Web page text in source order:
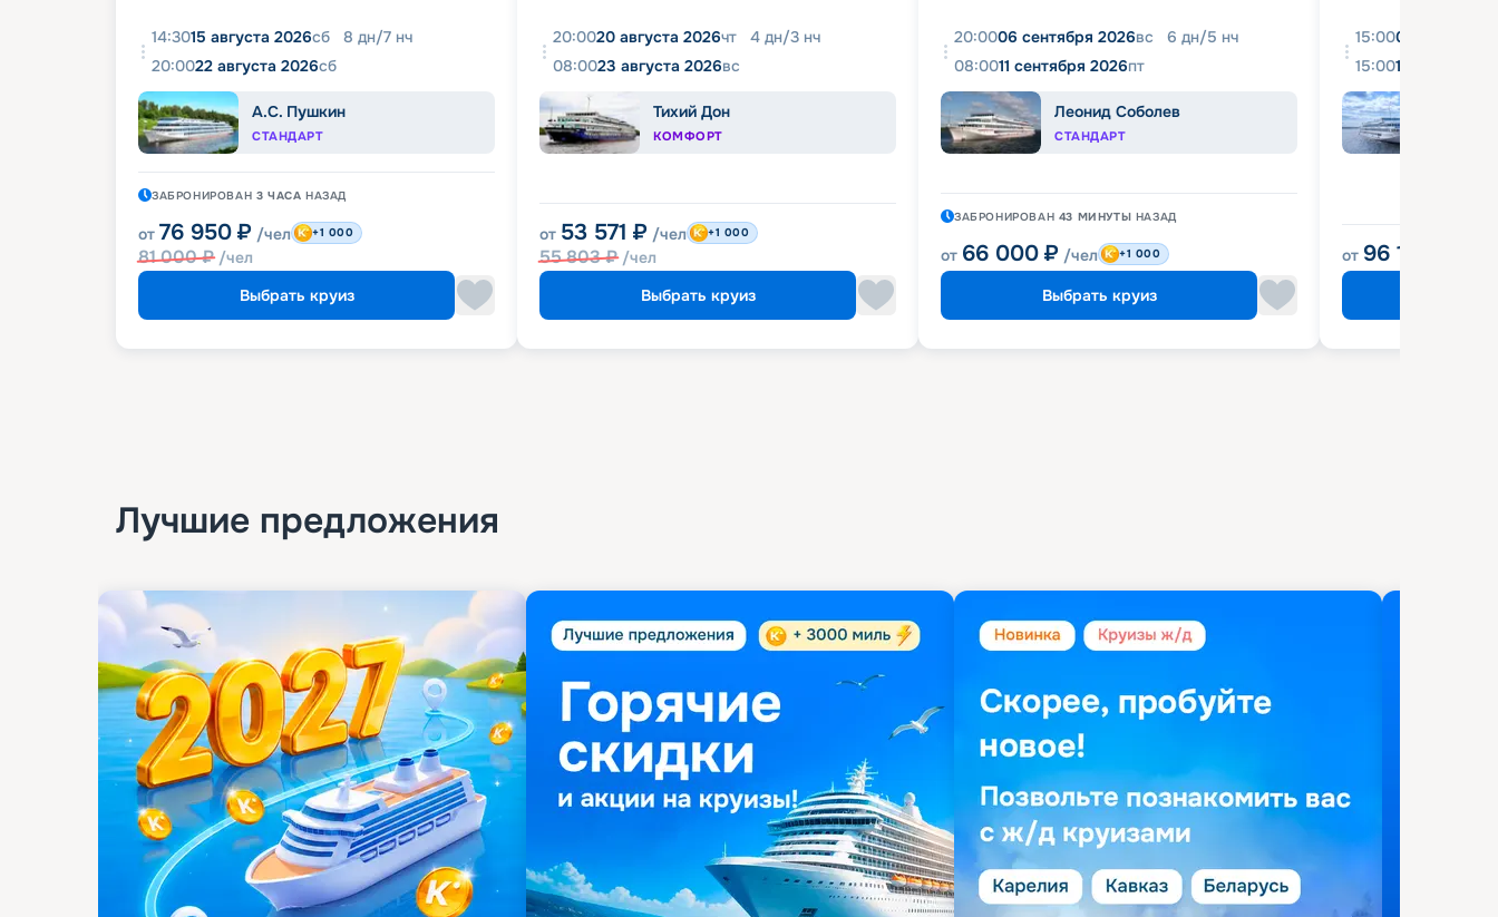
14:3015 августа 2026сб 8 дн/7 нч
20:0022 августа 2026сб
А.С. Пушкин
СТАНДАРТ
ЗАБРОНИРОВАН 3 ЧАСА НАЗАД
от 76 950 ₽ /чел
81 000₽ /чел
+1 000
Выбрать круиз
20:0020 августа 2026чт 4 дн/3 нч
08:0023 августа 2026вс
Тихий Дон
КОМФОРТ
от 53 571 ₽ /чел
55 803₽ /чел
+1 000
Выбрать круиз
20:0006 сентября 2026вс 6 дн/5 нч
08:0011 сентября 2026пт
Леонид Соболев
СТАНДАРТ
ЗАБРОНИРОВАН 43 МИНУТЫ НАЗАД
от 66 000 ₽ /чел +1 000
Выбрать круиз
15:0008 августа
15:0018 августа
от 96 120
Лучшие предложения